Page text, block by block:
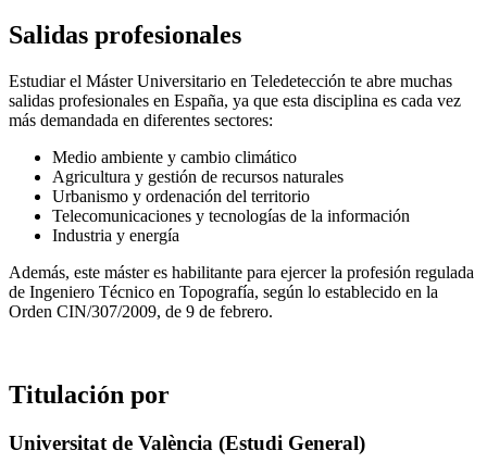
Salidas profesionales
Estudiar el Máster Universitario en Teledetección te abre muchas
salidas profesionales en España, ya que esta disciplina es cada vez
más demandada en diferentes sectores:
Medio ambiente y cambio climático
Agricultura y gestión de recursos naturales
Urbanismo y ordenación del territorio
Telecomunicaciones y tecnologías de la información
Industria y energía
Además, este máster es habilitante para ejercer la profesión regulada
de Ingeniero Técnico en Topografía, según lo establecido en la
Orden CIN/307/2009, de 9 de febrero.
Titulación por
Universitat de València (Estudi General)